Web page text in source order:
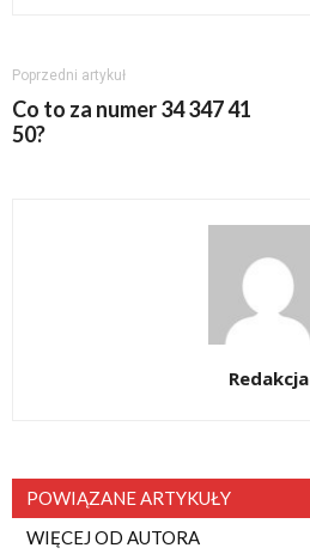
Poprzedni artykuł
Co to za numer 34 347 41
50?
Redakcja
POWIĄZANE ARTYKUŁY
WIĘCEJ OD AUTORA